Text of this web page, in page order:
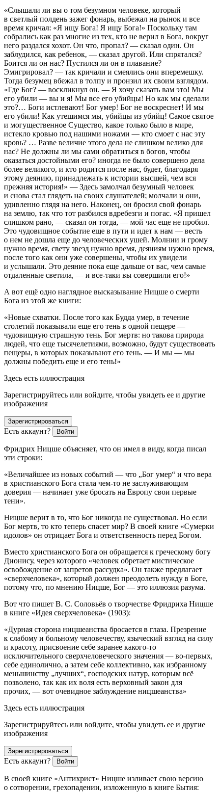
«Слышали ли вы о том безумном человеке, который
в светлый полдень зажег фонарь, выбежал на рынок и все
время кричал: «Я ищу Бога! Я ищу Бога!» Поскольку там
собрались как раз многие из тех, кто не верил в Бога, вокруг
него раздался хохот. Он что, пропал? — сказал один. Он
заблудился, как ребенок, — сказал другой. Или спрятался?
Боится ли он нас? Пустился ли он в плавание?
Эмигрировал? — так кричали и смеялись они вперемешку.
Тогда безумец вбежал в толпу и пронзил их своим взглядом.
«Где Бог? — воскликнул он. — Я хочу сказать вам это! Мы
его убили — вы и я! Мы все его убийцы! Но как мы сделали
это?… Боги истлевают! Бог умер! Бог не воскреснет! И мы
его убили! Как утешимся мы, убийцы из убийц! Самое святое
и могущественное Существо, какое только было в мире,
истекло кровью под нашими ножами — кто смоет с нас эту
кровь? … Разве величие этого дела не слишком велико для
нас? Не должны ли мы сами обратиться в богов, чтобы
оказаться достойными его? иногда не было совершено дела
более великого, и кто родится после нас, будет, благодаря
этому деянию, принадлежать к истории высшей, чем вся
прежняя история!» — Здесь замолчал безумный человек
и снова стал глядеть на своих слушателей; молчали и они,
удивленно глядя на него. Наконец, он бросил свой фонарь
на землю, так что тот разбился вдребезги и погас. «Я пришел
слишком рано, — сказал он тогда, — мой час еще не пробил.
Это чудовищное событие еще в пути и идет к нам — весть
о нем не дошла еще до человеческих ушей. Молнии и грому
нужно время, свету звезд нужно время, деяниям нужно время,
после того как они уже совершены, чтобы их увидели
и услышали. Это деяние пока еще дальше от вас, чем самые
отдаленные светила, — и все-таки вы совершили его!»
А вот ещё одно наглядное высказывание Ницше о смерти
Бога из этой же книги:
«Новые схватки. После того как Будда умер, в течение
столетий показывали еще его тень в одной пещере —
чудовищную страшную тень. Бог мертв: но такова природа
людей, что еще тысячелетиями, возможно, будут существовать
пещеры, в которых показывают его тень. — И мы — мы
должны победить еще и его тень!»
Здесь есть иллюстрация
Зарегистрируйтесь или войдите, чтобы увидеть ее и другие
изображения
Зарегистрироваться
Есть аккаунт? Войти
Фридрих Ницше объясняет, что он имел в виду, когда писал
эти строки:
«Величайшее из новых событий — что „Бог умер“ и что вера
в христианского Бога стала чем-то не заслуживающим
доверия — начинает уже бросать на Европу свои первые
тени».
Ницше верит в то, что Бог никогда не существовал. Но если
Бог мертв, то кто теперь спасет мир? В своей книге «Сумерки
идолов» он отрицает Бога и ответственность перед Богом.
Вместо христианского Бога он обращается к греческому богу
Дионису, через которого «человек обретает мистическое
освобождение от запретов рассудка». Он также предлагает
«сверхчеловека», который должен преодолеть нужду в Боге,
потому что, по мнению Ницше, Бог — это иллюзия разума.
Вот что пишет В. С. Соловьёв о творчестве Фридриха Ницше
в книге «Идея сверхчеловека» (1903):
«Дурная сторона ницшеанства бросается в глаза. Презрение
к слабому и больному человечеству, языческий взгляд на силу
и красоту, присвоение себе заранее какого-то
исключительного сверхчеловеческого значения — во-первых,
себе единолично, а затем себе коллективно, как избранному
меньшинству „лучших“, господских натур, которым всё
позволено, так как их воля есть верховный закон для
прочих, — вот очевидное заблуждение ницшеанства»
Здесь есть иллюстрация
Зарегистрируйтесь или войдите, чтобы увидеть ее и другие
изображения
Зарегистрироваться
Есть аккаунт? Войти
В своей книге «Антихрист» Ницше изливает свою версию
о сотворении, грехопадении, изложенную в книге Бытия: